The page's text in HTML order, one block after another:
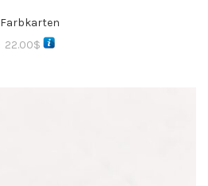
Farbkarten
22.00$